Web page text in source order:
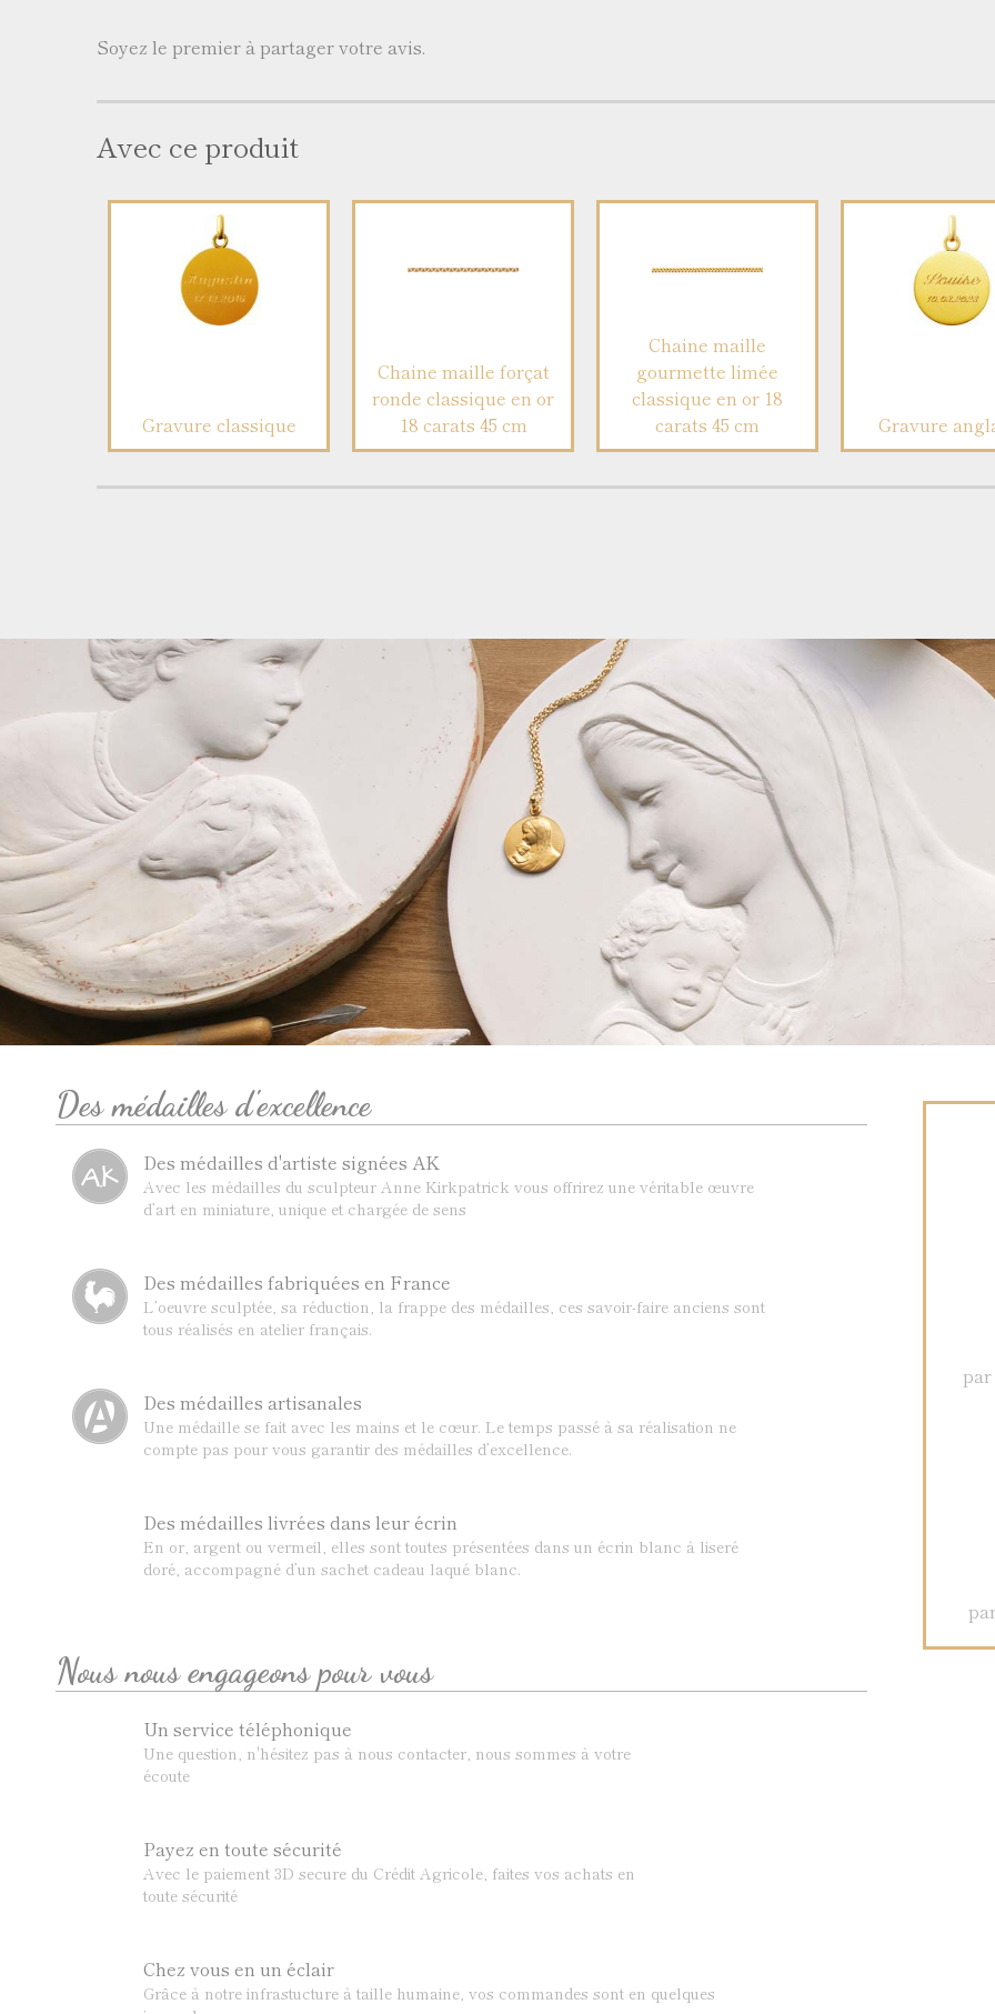
Soyez le premier à partager votre avis.
Avec ce produit
Gravure classique
Chaine maille forçat
ronde classique en or
18 carats 45 cm
Chaine maille
gourmette limée
classique en or 18
carats 45 cm
Gravure
Des médailles d'excellence
Des médailles d'artiste signées AK
Avec les médailles du sculpteur Anne Kirkpatrick vous offrirez une véritable œuvre
d’art en miniature, unique et chargée de sens
Des médailles fabriquées en France
L’oeuvre sculptée, sa réduction, la frappe des médailles, ces savoir-faire anciens sont
tous réalisés en atelier français.
Des médailles artisanales
Une médaille se fait avec les mains et le cœur. Le temps passé à sa réalisation ne
compte pas pour vous garantir des médailles d’excellence.
Des médailles livrées dans leur écrin
En or, argent ou vermeil, elles sont toutes présentées dans un écrin blanc à liseré
doré, accompagné d’un sachet cadeau laqué blanc.
Nous nous engageons pour vous
Un service téléphonique
Une question, n'hésitez pas à nous contacter, nous sommes à votre
écoute
Payez en toute sécurité
Avec le paiement 3D secure du Crédit Agricole, faites vos achats en
toute sécurité
Chez vous en un éclair
Grâce à notre infrastucture à taille humaine, vos commandes sont en quelques